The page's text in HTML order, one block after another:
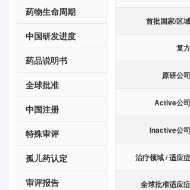
药物生命周期
中国研发进度
药品说明书
全球批准
中国注册
特殊审评
孤儿药认定
审评报告
首批国家/区域
复方
原研公司
Active公司
Inactive公司
治疗领域 / 适应症
全球批准适应症